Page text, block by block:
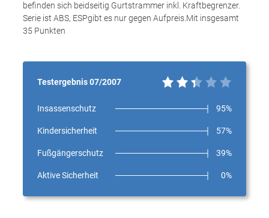
befinden sich beidseitig Gurtstrammer inkl. Kraftbegrenzer.
Serie ist ABS, ESPgibt es nur gegen Aufpreis.Mit insgesamt
35 Punkten
Testergebnis 07/2007
Insassenschutz 95%
Kindersicherheit 57%
Fußgängerschutz 39%
Aktive Sicherheit 0%